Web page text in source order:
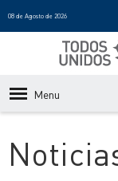
08 de Agosto de 2026
Menu